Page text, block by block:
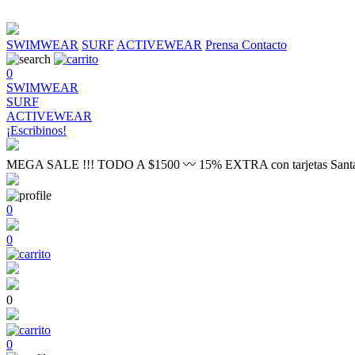
SWIMWEAR SURF ACTIVEWEAR Prensa Contacto
0
SWIMWEAR
SURF
ACTIVEWEAR
¡Escribinos!
MEGA SALE !!! TODO A $1500 〰 15% EXTRA con tarjetas
0
0
0
0